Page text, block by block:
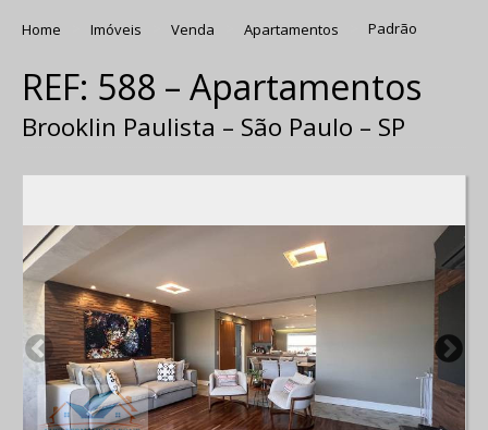
Home Imóveis Venda Apartamentos Padrão
REF: 588 – Apartamentos
Brooklin Paulista – São Paulo – SP